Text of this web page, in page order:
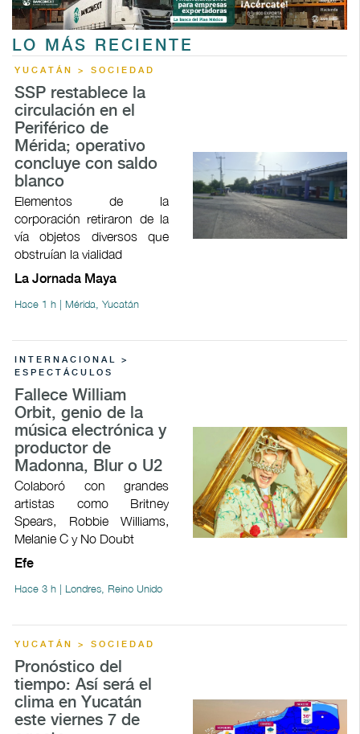
LO MÁS RECIENTE
YUCATÁN > SOCIEDAD
SSP restablece la
circulación en el
Periférico de
Mérida; operativo
concluye con saldo
blanco
Elementos de la
corporación retiraron de la
vía objetos diversos que
obstruían la vialidad
La Jornada Maya
Hace 1 h | Mérida, Yucatán
INTERNACIONAL >
ESPECTÁCULOS
Fallece William
Orbit, genio de la
música electrónica y
productor de
Madonna, Blur o U2
Colaboró con grandes
artistas como Britney
Spears, Robbie Williams,
Melanie C y No Doubt
Efe
Hace 3 h | Londres, Reino Unido
YUCATÁN > SOCIEDAD
Pronóstico del
tiempo: Así será el
clima en Yucatán
este viernes 7 de